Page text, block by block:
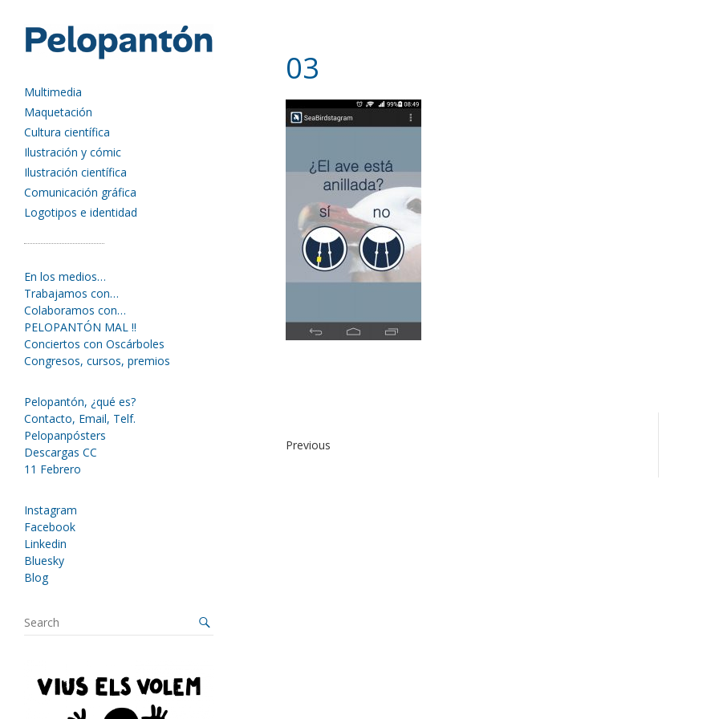
Multimedia
Maquetación
Cultura científica
Ilustración y cómic
Ilustración científica
Comunicación gráfica
Logotipos e identidad
03
Previous
En los medios…
Trabajamos con…
Colaboramos con…
PELOPANTÓN MAL !!
Conciertos con Oscárboles
Congresos, cursos, premios
Pelopantón, ¿qué es?
Contacto, Email, Telf.
Pelopanpósters
Descargas CC
11 Febrero
Instagram
Facebook
Linkedin
Bluesky
Blog
S
e